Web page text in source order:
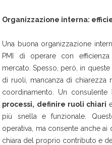
Organizzazione interna:
Una buona organizzazione
PMI di operare con
mercato. Spesso, però, in
di ruoli, mancanza di chiarezza
coordinamento. Un consulente
processi, definire ruoli chiari
più snella e funzionale.
operativa, ma consente anche
chiara del proprio contributo e